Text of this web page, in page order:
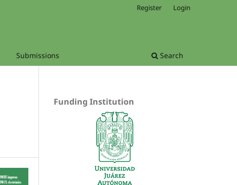
Submissions Search
Register Login
Funding Institution